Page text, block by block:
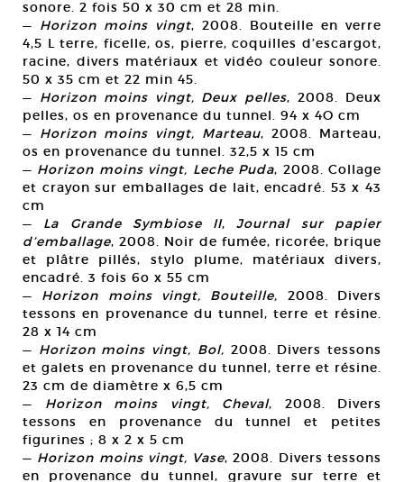
sonore. 2 fois 50 x 30 cm et 28 min.
— Horizon moins vingt, 2008. Bouteille en verre
4,5 L terre, ficelle, os, pierre, coquilles d’escargot,
racine, divers matériaux et vidéo couleur sonore.
50 x 35 cm et 22 min 45.
— Horizon moins vingt, Deux pelles, 2008. Deux
pelles, os en provenance du tunnel. 94 x 4O cm
— Horizon moins vingt, Marteau, 2008. Marteau,
os en provenance du tunnel. 32,5 x 15 cm
— Horizon moins vingt, Leche Puda, 2008. Collage
et crayon sur emballages de lait, encadré. 53 x 43
cm
— La Grande Symbiose II, Journal sur papier
d’emballage, 2008. Noir de fumée, ricorée, brique
et plâtre pillés, stylo plume, matériaux divers,
encadré. 3 fois 6o x 55 cm
— Horizon moins vingt, Bouteille, 2008. Divers
tessons en provenance du tunnel, terre et résine.
28 x 14 cm
— Horizon moins vingt, Bol, 2008. Divers tessons
et galets en provenance du tunnel, terre et résine.
23 cm de diamètre x 6,5 cm
— Horizon moins vingt, Cheval, 2008. Divers
tessons en provenance du tunnel et petites
figurines ; 8 x 2 x 5 cm
— Horizon moins vingt, Vase, 2008. Divers tessons
en provenance du tunnel, gravure sur terre et